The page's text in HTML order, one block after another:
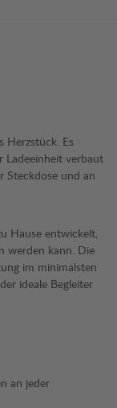
Herzstück. Es
Ladeeinheit verbaut
Steckdose und an
Hause entwickelt,
werden kann. Die
im minimalsten
ideale Begleiter
an jeder